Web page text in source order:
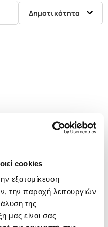
cookies
εξατομίκευση
την παροχή λειτουργιών
της
μας είναι σας
Δημοτικότητα